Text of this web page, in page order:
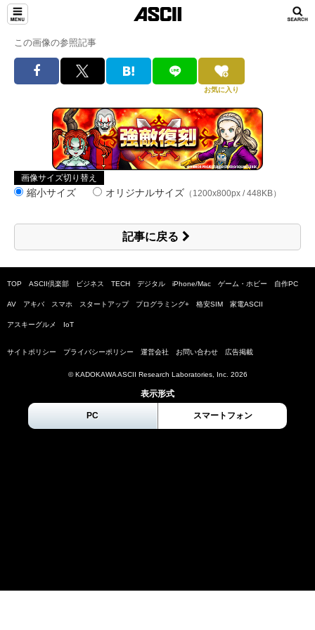
この画像の参照記事
お気に入り
画像サイズ切り替え
縮小サイズ オリジナルサイズ （1200x800px / 448KB）
記事に戻る
TOP ASCII倶楽部 ビジネス TECH デジタル iPhone/Mac ゲーム・ホビー 自作PC
AV アキバ スマホ スタートアップ プログラミング+ 格安SIM 家電ASCII
アスキーグルメ IoT
サイトポリシー プライバシーポリシー 運営会社 お問い合わせ 広告掲載
© KADOKAWA ASCII Research Laboratories, Inc. 2026
表示形式
PC スマートフォン